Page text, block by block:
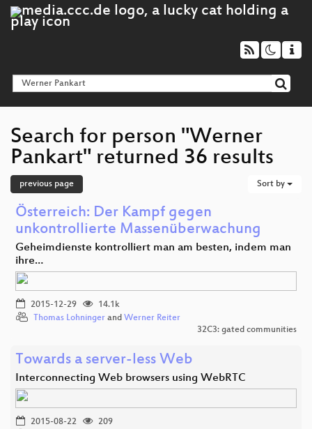
Search for person "Werner
Pankart" returned 36 results
previous page Sort by
Österreich: Der Kampf gegen
unkontrollierte Massenüberwachung
Geheimdienste kontrolliert man am besten, indem man
ihre…
2015-12-29
14.1k
Thomas Lohninger and Werner Reiter
32C3: gated communities
Towards a server-less Web
Interconnecting Web browsers using WebRTC
2015-08-22
209